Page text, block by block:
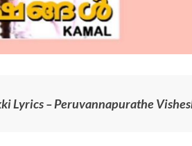
Lyrics – Peruvannapurathe